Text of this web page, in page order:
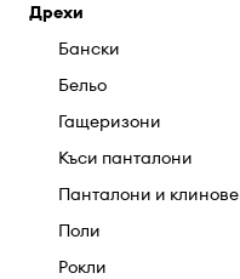
Дрехи
Бански
Бельо
Гащеризони
Къси панталони
Панталони и клинове
Поли
Рокли